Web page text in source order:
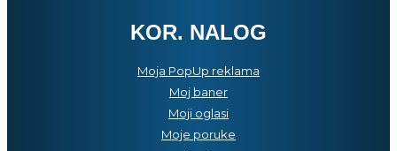
KOR. NALOG
Moja PopUp reklama
Moj baner
Moji oglasi
Moje poruke